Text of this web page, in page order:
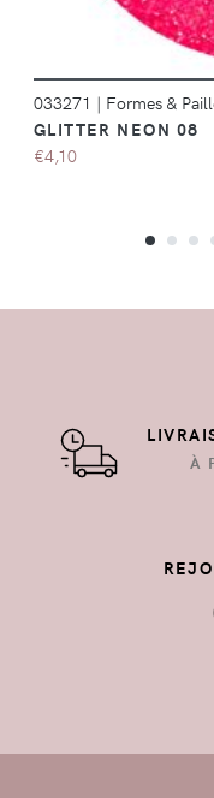
033271 | Formes &
GLITTER NEON 08
€4,10
À